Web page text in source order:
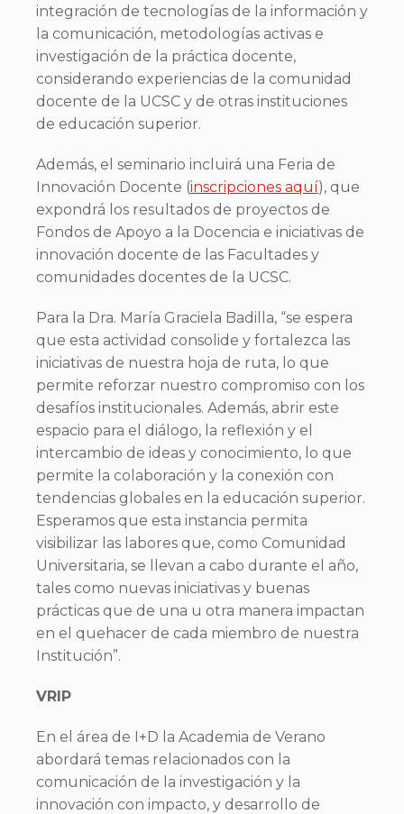
integración de tecnologías de la información y
la comunicación, metodologías activas e
investigación de la práctica docente,
considerando experiencias de la comunidad
docente de la UCSC y de otras instituciones
de educación superior.
Además, el seminario incluirá una Feria de
Innovación Docente (inscripciones aquí), que
expondrá los resultados de proyectos de
Fondos de Apoyo a la Docencia e iniciativas de
innovación docente de las Facultades y
comunidades docentes de la UCSC.
Para la Dra. María Graciela Badilla, “se espera
que esta actividad consolide y fortalezca las
iniciativas de nuestra hoja de ruta, lo que
permite reforzar nuestro compromiso con los
desafíos institucionales. Además, abrir este
espacio para el diálogo, la reflexión y el
intercambio de ideas y conocimiento, lo que
permite la colaboración y la conexión con
tendencias globales en la educación superior.
Esperamos que esta instancia permita
visibilizar las labores que, como Comunidad
Universitaria, se llevan a cabo durante el año,
tales como nuevas iniciativas y buenas
prácticas que de una u otra manera impactan
en el quehacer de cada miembro de nuestra
Institución”.
VRIP
En el área de I+D la Academia de Verano
abordará temas relacionados con la
comunicación de la investigación y la
innovación con impacto, y desarrollo de